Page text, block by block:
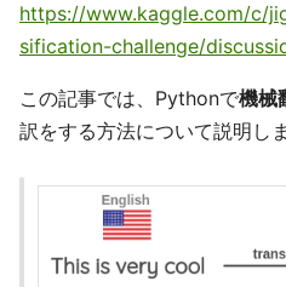
https://www.kaggle.com/c/
sification-challenge/
この記事では、Pythonで機械
訳をする方法について説明しま